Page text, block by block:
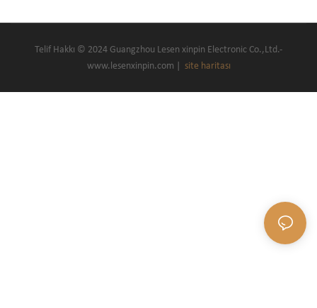
Telif Hakkı © 2024 Guangzhou Lesen xinpin Electronic Co.,Ltd.-
www.lesenxinpin.com |
site haritası